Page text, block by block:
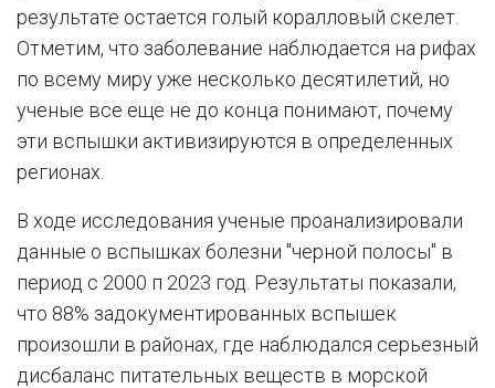
результате остается голый коралловый скелет.
Отметим, что заболевание наблюдается на рифах
по всему миру уже несколько десятилетий, но
ученые все еще не до конца понимают, почему
эти вспышки активизируются в определенных
регионах.
В ходе исследования ученые проанализировали
данные о вспышках болезни "черной полосы" в
период с 2000 п 2023 год. Результаты показали,
что 88% задокументированных вспышек
произошли в районах, где наблюдался серьезный
дисбаланс питательных веществ в морской